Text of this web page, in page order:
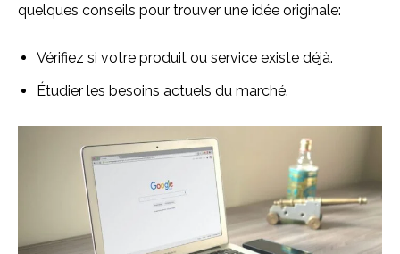
quelques conseils pour trouver une idée originale:
Vérifiez si votre produit ou service existe déjà.
Étudier les besoins actuels du marché.